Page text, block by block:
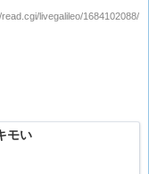
livegalileo/1684102088/
モい